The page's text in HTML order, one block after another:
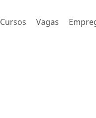
Cursos Vagas